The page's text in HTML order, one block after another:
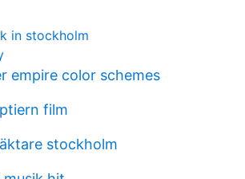
in stockholm
empire color schemes
film
stockholm